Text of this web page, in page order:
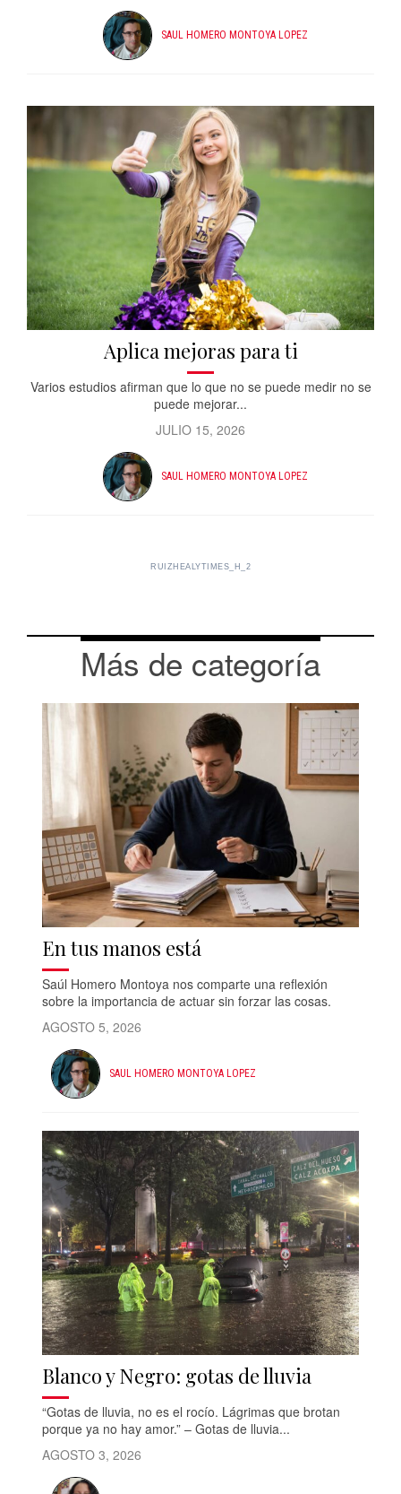
SAUL HOMERO MONTOYA LOPEZ
Aplica mejoras para ti
Varios estudios afirman que lo que no se puede medir no se
puede mejorar...
JULIO 15, 2026
SAUL HOMERO MONTOYA LOPEZ
RUIZHEALYTIMES_H_2
Más de categoría
En tus manos está
Saúl Homero Montoya nos comparte una reflexión
sobre la importancia de actuar sin forzar las cosas.
AGOSTO 5, 2026
SAUL HOMERO MONTOYA LOPEZ
Blanco y Negro: gotas de lluvia
“Gotas de lluvia, no es el rocío. Lágrimas que brotan
porque ya no hay amor.” – Gotas de lluvia...
AGOSTO 3, 2026